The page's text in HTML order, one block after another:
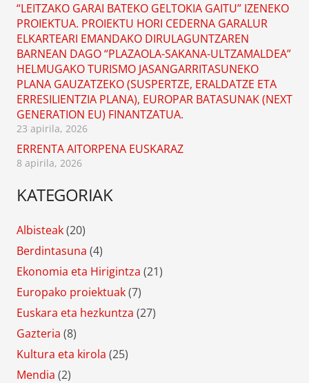
“LEITZAKO GARAI BATEKO GELTOKIA GAITU” IZENEKO
PROIEKTUA. PROIEKTU HORI CEDERNA GARALUR
ELKARTEARI EMANDAKO DIRULAGUNTZAREN
BARNEAN DAGO “PLAZAOLA-SAKANA-ULTZAMALDEA”
HELMUGAKO TURISMO JASANGARRITASUNEKO
PLANA GAUZATZEKO (SUSPERTZE, ERALDATZE ETA
ERRESILIENTZIA PLANA), EUROPAR BATASUNAK (NEXT
GENERATION EU) FINANTZATUA.
23 apirila, 2026
ERRENTA AITORPENA EUSKARAZ
8 apirila, 2026
KATEGORIAK
Albisteak(20)
Berdintasuna (4)
Ekonomia eta Hirigintza (21)
Europako proiektuak(7)
Euskara eta hezkuntza (27)
Gazteria (8)
Kultura eta kirola (25)
Mendia (2)